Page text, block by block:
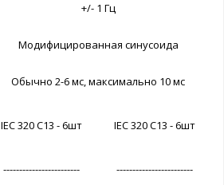
+/- 1 Гц
Модифицированная синусоида
Обычно 2-6 мс, максимально 10 мс
IEC 320 C13 - 6шт IEC 320 C13 - 6шт
------------------------ ------------------------